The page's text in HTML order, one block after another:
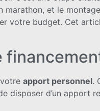
marathon, et le
votre budget. Cet
apport personnel.
disposer d’un apport